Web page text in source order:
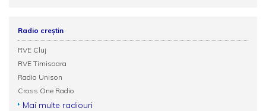
Radio creștin
RVE Cluj
RVE Timisoara
Radio Unison
Cross One Radio
Mai multe radiouri